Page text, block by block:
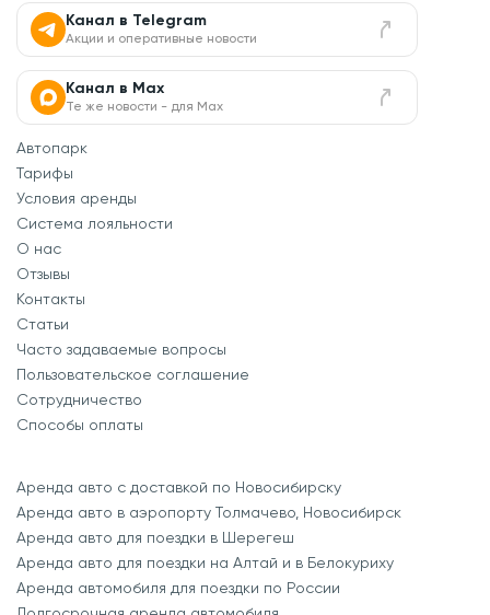
Канал в Telegram
Акции и оперативные новости
Канал в Max
Те же новости - для Max
Автопарк
Тарифы
Условия аренды
Система лояльности
О нас
Отзывы
Контакты
Статьи
Часто задаваемые вопросы
Пользовательское соглашение
Сотрудничество
Способы оплаты
Аренда авто с доставкой по Новосибирску
Аренда авто в аэропорту Толмачево, Новосибирск
Аренда авто для поездки в Шерегеш
Аренда авто для поездки на Алтай и в Белокуриху
Аренда автомобиля для поездки по России